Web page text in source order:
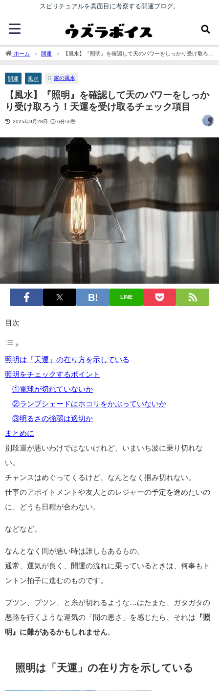
スピリチュアルを真面目に考察する開運ブログ。
ホーム 開運
【風水】『照明』を確認して天のパワーをしっかり受け取ろ
う！天運を受け取るチェック項目
開運 風水 家の風水
【風水】『照明』を確認して天のパワーをしっか
り受け取ろう！天運を受け取るチェック項目
2025年9月28日 6分50秒
LINE
目次
照明は「天運」の在り方を示している
照明をチェックするポイント
①電球が切れていないか
②ランプシェードはホコリをかぶっていないか
③明るさの強弱は適切か
まとめに
別段運が悪いわけではないけれど、いまいち波に乗り切れな
い。
チャンスはめぐってくるけど、なんとなく掴み切れない。
仕事のアポイトメントや友人とのレジャーの予定を進めたいの
に、どうも日程が合わない。
などなど。
なんとなく間が悪い時は誰しもあるもの。
通常、運気が良く、開運の流れに乗っているときは、何事もト
ントン拍子に進むのものです。
プツン、プツン、と糸が切れるような…はたまた、ガタガタの
悪路を行くような運気の「間の悪さ」を感じたら、それは 『照
明』に難があるかもしれません。
照明は「天運」の在り方を示している